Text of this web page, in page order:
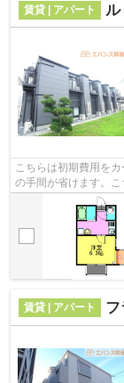
賃貸 | アパート
こちらは初期費用を
の手間が省けます。
です。新着情報：ルミ
賃貸 | アパート フ